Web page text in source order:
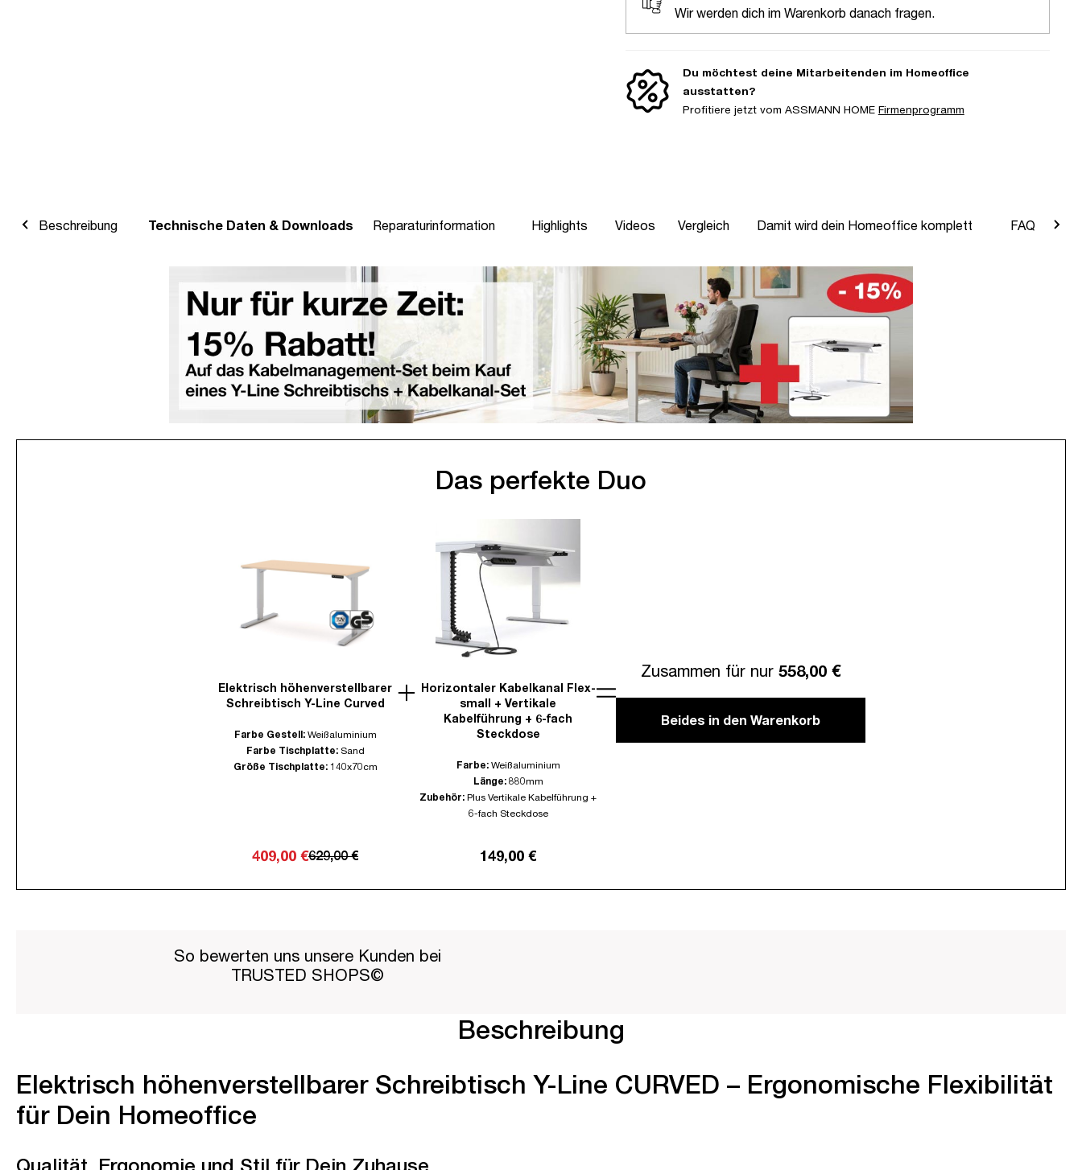
Wir werden dich im Warenkorb danach fragen.
Du möchtest deine Mitarbeitenden im Homeoffice
ausstatten?
Profitiere jetzt vom ASSMANN HOME Firmenprogramm
Beschreibung Technische Daten & Downloads Reparaturinformation Highlights Videos Vergleich Damit wird dein Homeoffice komplett FAQ
Das perfekte Duo
Elektrisch höhenverstellbarer
Schreibtisch Y-Line Curved
Farbe Gestell: Weißaluminium
Farbe Tischplatte: Sand
Größe Tischplatte: 140x70cm
409,00 €629,00 €
Horizontaler Kabelkanal Flex-
small + Vertikale
Kabelführung + 6-fach
Steckdose
Farbe: Weißaluminium
Länge: 880mm
Zubehör: Plus Vertikale Kabelführung +
6-fach Steckdose
149,00 €
Zusammen für nur 558,00 €
Beides in den Warenkorb
So bewerten uns unsere Kunden bei
TRUSTED SHOPS©
Beschreibung
Elektrisch höhenverstellbarer Schreibtisch Y-Line CURVED – Ergonomische Flexibilität
für Dein Homeoffice
Qualität, Ergonomie und Stil für Dein Zuhause